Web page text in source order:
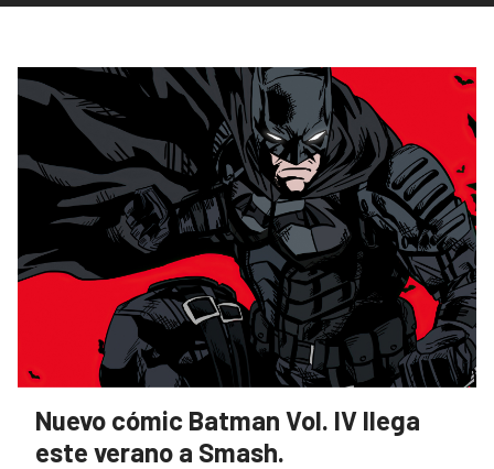
Nuevo cómic Batman Vol. IV llega
este verano a Smash.